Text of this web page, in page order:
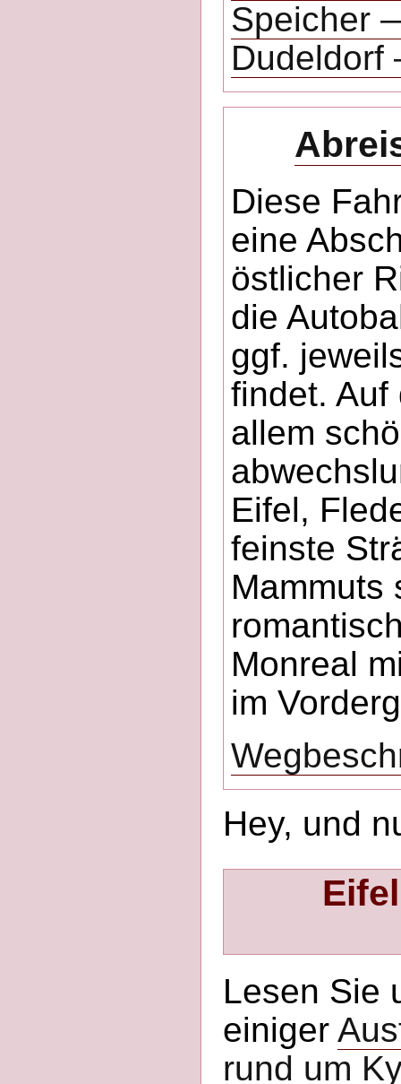
Speicher
Diese
eine
östlicher
die
ggf.
findet. Auf
allem
Eifel,
feinste
Mammuts
Monreal
im
Hey, und
Lesen Sie
einiger
rund um